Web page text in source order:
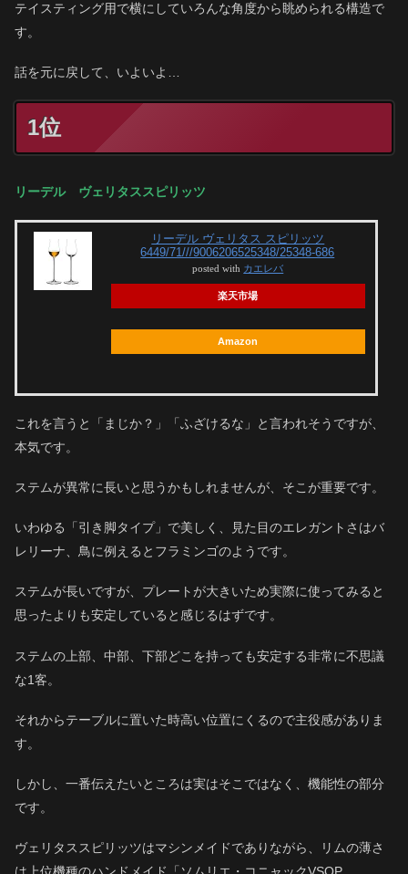
テイスティング用で横にしていろんな角度から眺められる構造で
す。
話を元に戻して、いよいよ…
1位
リーデル ヴェリタススピリッツ
リーデル ヴェリタス スピリッツ
6449/71///9006206525348/25348-686
posted with カエレバ
楽天市場
Amazon
これを言うと「まじか？」「ふざけるな」と言われそうですが、
本気です。
ステムが異常に長いと思うかもしれませんが、そこが重要です。
いわゆる「引き脚タイプ」で美しく、見た目のエレガントさはバ
レリーナ、鳥に例えるとフラミンゴのようです。
ステムが長いですが、プレートが大きいため実際に使ってみると
思ったよりも安定していると感じるはずです。
ステムの上部、中部、下部どこを持っても安定する非常に不思議
な1客。
それからテーブルに置いた時高い位置にくるので主役感がありま
す。
しかし、一番伝えたいところは実はそこではなく、機能性の部分
です。
ヴェリタススピリッツはマシンメイドでありながら、リムの薄さ